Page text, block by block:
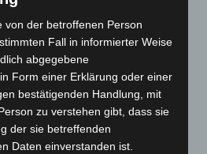
von der betroffenen Person
Fall in informierter Weise
abgegebene
Form einer Erklärung oder einer
bestätigenden Handlung, mit
zu verstehen gibt, dass sie
der sie betreffenden
Daten einverstanden ist.